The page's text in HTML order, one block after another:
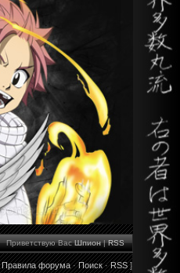
Приветствую Вас Шпион|RSS
Правила форума·Поиск·RSS]